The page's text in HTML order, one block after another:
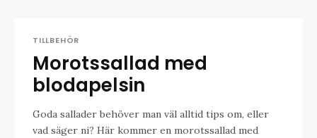
TILLBEHÖR
Morotssallad med
blodapelsin
Goda sallader behöver man väl alltid tips om, eller
vad säger ni? Här kommer en morotssallad med